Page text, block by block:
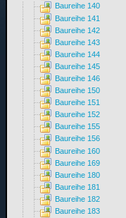
Baureihe 140
Baureihe 141
Baureihe 142
Baureihe 143
Baureihe 144
Baureihe 145
Baureihe 146
Baureihe 150
Baureihe 151
Baureihe 152
Baureihe 155
Baureihe 156
Baureihe 160
Baureihe 169
Baureihe 180
Baureihe 181
Baureihe 182
Baureihe 183